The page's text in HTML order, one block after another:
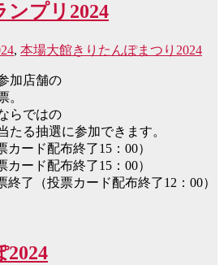
ンプリ2024
, 本場大館きりたんぽまつり2024
加店舗の
。
らではの
たる抽選に参加できます。
カード配布終了15：00）
カード配布終了15：00）
終了（投票カード配布終了12：00）
2024